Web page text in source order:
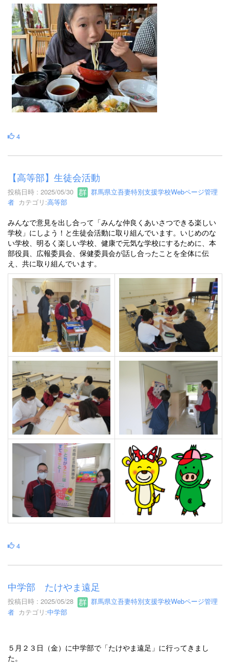
4
【高等部】生徒会活動
投稿日時 : 2025/05/30
群馬県立吾妻特別支援学校Webページ管理
者 カテゴリ:高等部
みんなで意見を出し合って「みんな仲良くあいさつできる楽しい
学校」にしよう！と生徒会活動に取り組んでいます。いじめのな
い学校、明るく楽しい学校、健康で元気な学校にするために、本
部役員、広報委員会、保健委員会が話し合ったことを全体に伝
え、共に取り組んでいます。
4
中学部 たけやま遠足
投稿日時 : 2025/05/28
群馬県立吾妻特別支援学校Webページ管理
者 カテゴリ:中学部
５月２３日（金）に中学部で「たけやま遠足」に行ってきまし
た。